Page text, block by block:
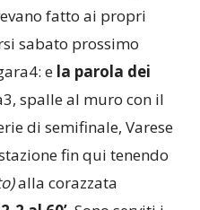
fatto ai propri
sabato prossimo
e la parola dei
spalle al muro con il
di semifinale, Varese
fin qui tenendo
alla corazzata